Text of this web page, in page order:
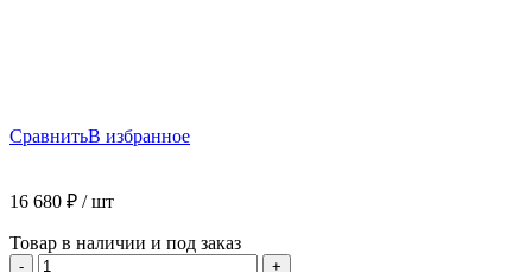
СравнитьВ избранное
16 680 ₽ / шт
Товар в наличии и под заказ
-
Количество
+